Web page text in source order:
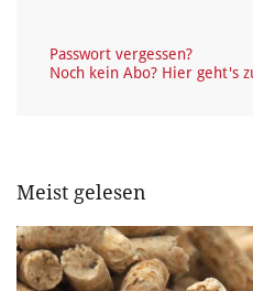
Passwort vergessen?
Noch kein Abo? Hier geht's
Meist gelesen